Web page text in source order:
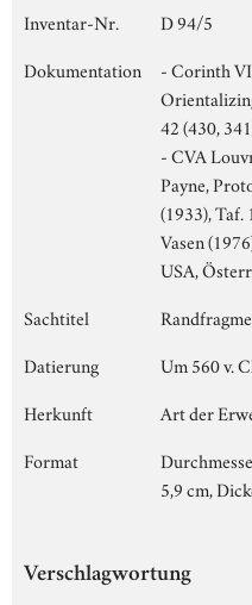
Inventar-Nr.
D 94/5
Dokumentation
- Corinth
42 (430,
- CVA
Payne,
(1933), Taf.
Vasen
USA,
Sachtitel
Datierung
Um 560 v.
Herkunft
Art der
Format
5,9 cm,
Verschlagwortung